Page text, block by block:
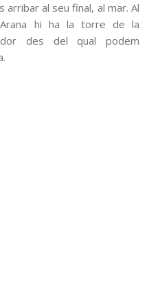
al seu final, al mar. Al
hi ha la torre de la
des del qual podem